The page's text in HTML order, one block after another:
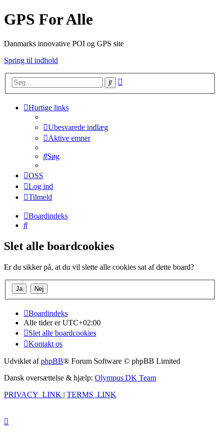
GPS For Alle
Danmarks innovative POI og GPS site
Spring til indhold
Søg
Hurtige links
Ubesvarede indlæg
Aktive emner
Søg
OSS
Log ind
Tilmeld
Boardindeks
Søg
Slet alle boardcookies
Er du sikker på, at du vil slette alle cookies sat af dette board?
Boardindeks
Alle tider erUTC+02:00
Slet alle boardcookies
Kontakt os
Udviklet afphpBB® Forum Software © phpBB Limited
Dansk oversættelse & hjælp: Olympus DK Team
PRIVACY_LINK | TERMS_LINK